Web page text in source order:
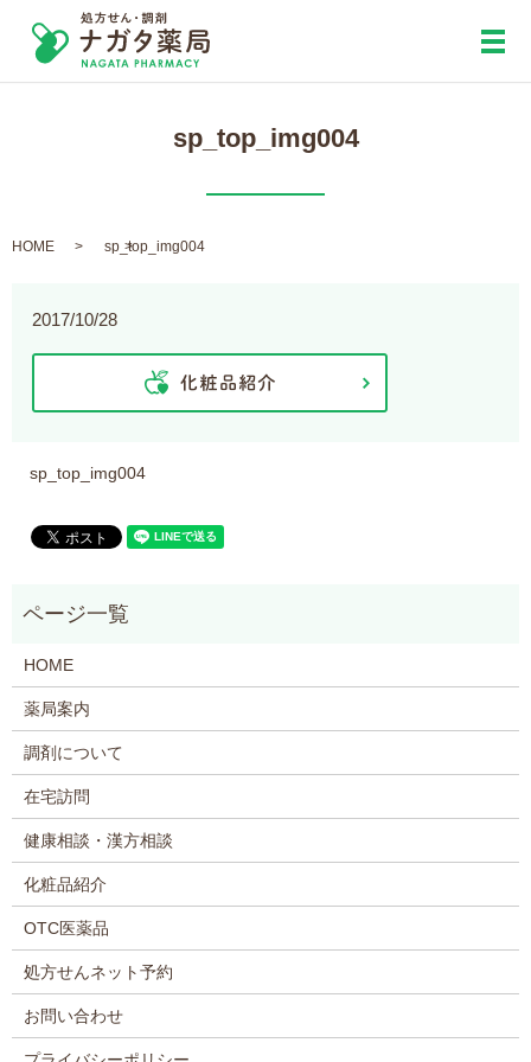
メ
sp_top_img004
HOME sp_top_img004
2017/10/28
sp_top_img004
HOME
薬局案内
調剤について
在宅訪問
健康相談・漢方相談
化粧品紹介
OTC医薬品
処方せんネット予約
お問い合わせ